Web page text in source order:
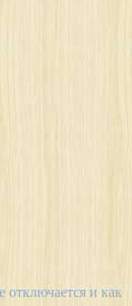
отключается и как